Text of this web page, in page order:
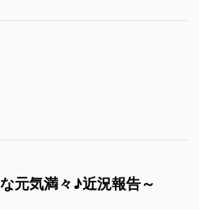
元気満々♪近況報告～